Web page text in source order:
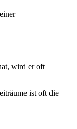
wird er oft
ist oft die